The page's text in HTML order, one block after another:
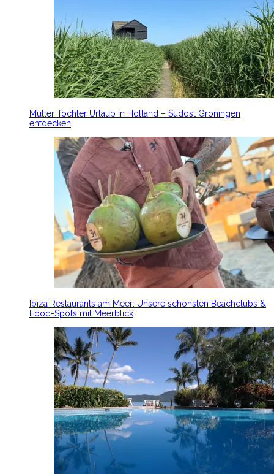
Mutter Tochter Urlaub in Holland – Südost Groningen
entdecken
Ibiza Restaurants am Meer: Unsere schönsten Beachclubs &
Food-Spots mit Meerblick